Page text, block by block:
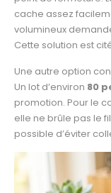
cache assez
volumineux
Cette solution est
Une autre option
Un lot d’environ 80
promotion. Pour le
elle ne brûle pas le
possible d’éviter